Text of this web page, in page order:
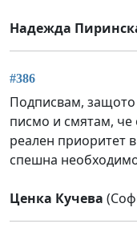
Надежда
#386
Подписвам, защото
писмо и смятам, че
реален приоритет
спешна
Ценка Кучева